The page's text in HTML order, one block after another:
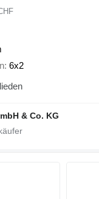
6x2
& Co. KG